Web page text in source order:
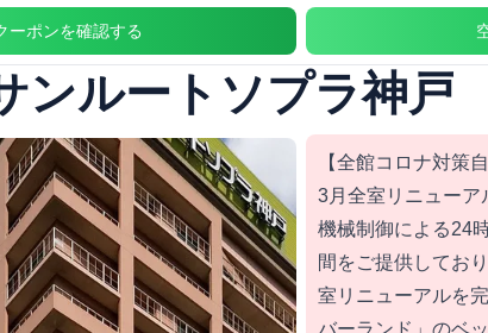
ーポンを確認する
ンルートソプラ神戸
【全館コロナ対
3月全室リニューア
機械制御による24
間をご提供してお
室リニューアルを
バーランド」のベ